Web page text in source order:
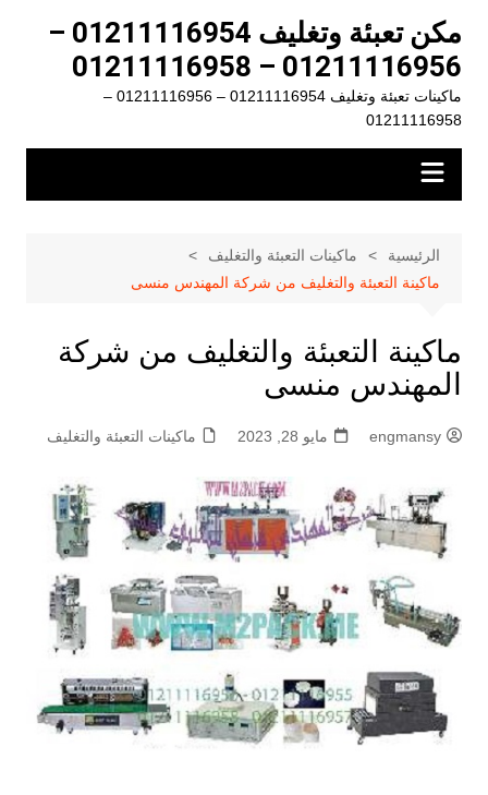
المحتوى
مكن تعبئة وتغليف 01211116954 –
01211116956 – 01211116958
ماكينات تعبئة وتغليف 01211116954 – 01211116956 –
01211116958
الرئيسية
ماكينات التعبئة والتغليف
ماكينة التعبئة والتغليف من شركة المهندس منسى
ماكينة التعبئة والتغليف من شركة
المهندس منسى
engmansy مايو 28, 2023 ماكينات التعبئة والتغليف